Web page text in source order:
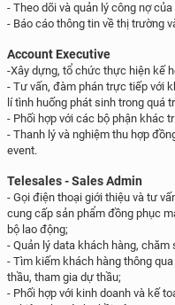
- Theo dõi và quản lý công nợ
- Báo cáo thông tin về thị trường
Account Executive
-Xây dựng, tổ chức thực hiện kế
- Tư vấn, đàm phán trực tiếp với
lítình huống phát sinh trong quá
- Phối hợp với các bộ phận khác
- Thanh lý và nghiệm thu hợp
event.
Telesales - Sales Admin
- Gọi điện thoại giới thiệu và tư
cung cấp sản phẩm đồng phục
bộ lao động;
- Quản lý data khách hàng, chăm
- Tìm kiếm khách hàng thông
thầu, tham gia dự thầu;
- Phối hợp với kinh doanh và kế